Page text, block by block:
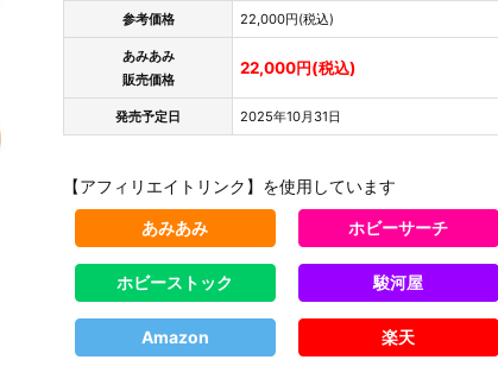
参考価格 22,000円(税込)
あみあみ
販売価格
22,000円(税込)
発売予定日 2025年10月31日
【アフィリエイトリンク】を使用しています
あみあみ ホビーサーチ
ホビーストック 駿河屋
Amazon 楽天